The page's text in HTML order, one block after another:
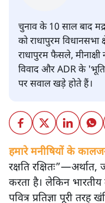
चुनाव के 10 साल बाद
को राधापुरम विधानसभा
राधापुरम फैसले,